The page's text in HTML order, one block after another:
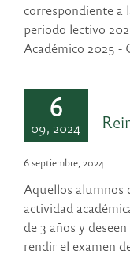
correspondiente a
periodo lectivo
Académico 2025
6
09, 2024
6 septiembre, 2024
Aquellos alumnos
actividad
de 3 años y
rendir el examen